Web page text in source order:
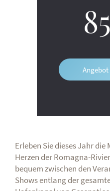
Erleben Sie dieses Jahr
Herzen der Romagna-
bequem zwischen den
Shows entlang der
85